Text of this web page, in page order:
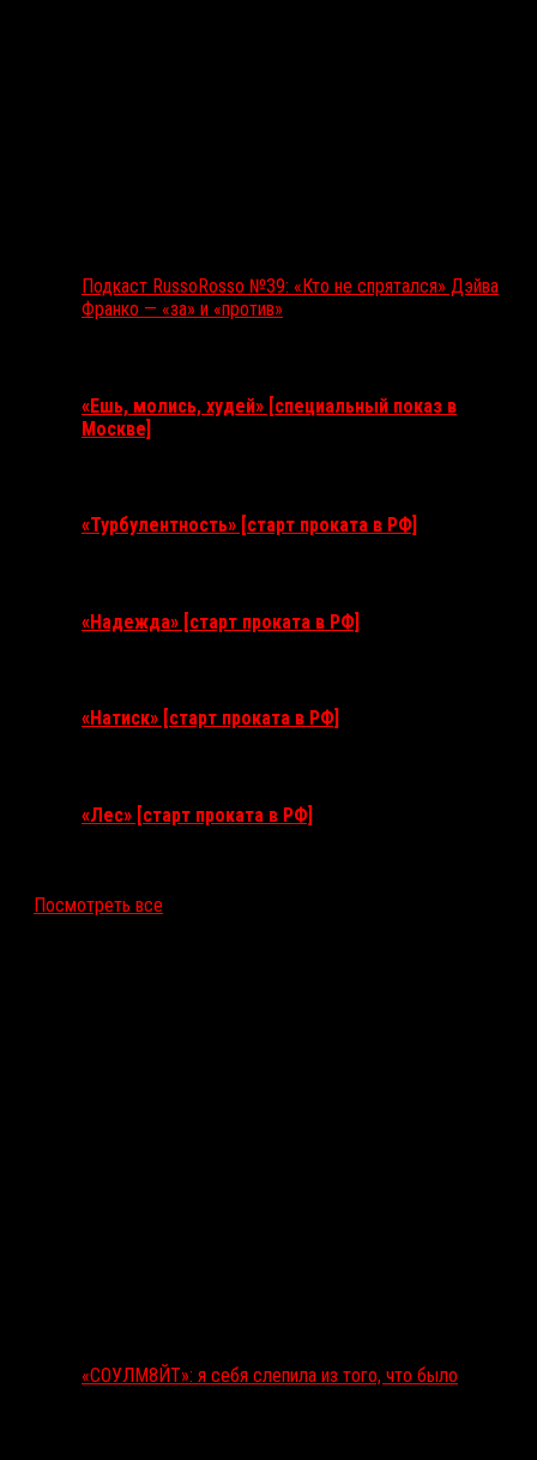
Подкаст RussoRosso №39: «Кто не спрятался» Дэйва
Франко — «за» и «против»
«Ешь, молись, худей» [специальный показ в
Москве]
«Турбулентность» [старт проката в РФ]
«Надежда» [старт проката в РФ]
«Натиск» [старт проката в РФ]
«Лес» [старт проката в РФ]
Посмотреть все
«СОУЛМ8ЙТ»: я себя слепила из того, что было